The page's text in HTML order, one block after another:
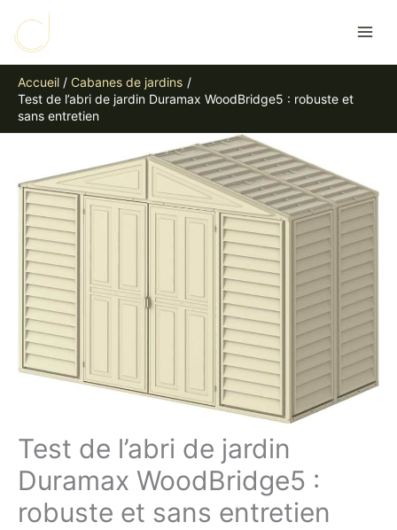
contenu
Accueil
Cabanes de jardins
Test de l’abri de jardin Duramax WoodBridge5 : robuste et
sans entretien
Test de l’abri de jardin
Duramax WoodBridge5 :
robuste et sans entretien
e
h
e
r
h